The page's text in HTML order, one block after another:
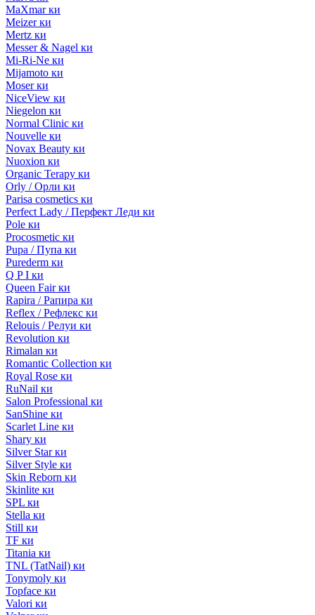
MaXmar ки
Meizer ки
Mertz ки
Messer & Nagel ки
Mi-Ri-Ne ки
Mijamoto ки
Moser ки
NiceView ки
Niegelon ки
Normal Clinic ки
Nouvelle ки
Novax Beauty ки
Nuoxion ки
Organic Terapy ки
Orly / Орли ки
Parisa cosmetics ки
Perfect Lady / Перфект Леди ки
Pole ки
Procosmetic ки
Pupa / Пупа ки
Purederm ки
Q P I ки
Queen Fair ки
Rapira / Рапира ки
Reflex / Рефлекс ки
Relouis / Релуи ки
Revolution ки
Rimalan ки
Romantic Collection ки
Royal Rose ки
RuNail ки
Salon Professional ки
SanShine ки
Scarlet Line ки
Shary ки
Silver Star ки
Silver Style ки
Skin Reborn ки
Skinlite ки
SPL ки
Stella ки
Still ки
TF ки
Titania ки
TNL (TatNail) ки
Tonymoly ки
Topface ки
Valori ки